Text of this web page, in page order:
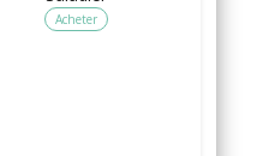
Acheter